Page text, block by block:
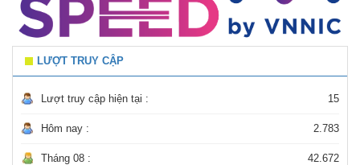
LƯỢT TRUY CẬP
Lượt truy cập hiện tại : 15
Hôm nay : 2.783
Tháng 08 : 42.672